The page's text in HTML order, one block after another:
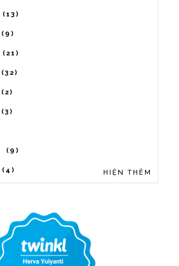
13
9
21
32
2
3
9
4 HIỆN THÊM